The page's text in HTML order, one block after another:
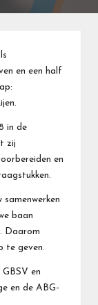
en een half
in de
zij
en
baan
Daarom
te geven.
en
en de ABG-